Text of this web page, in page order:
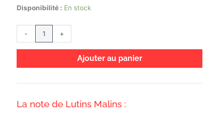
Disponibilité : En stock
-
quantité
Couleurs
+
Ajouter au panier
La note de Lutins Malins :